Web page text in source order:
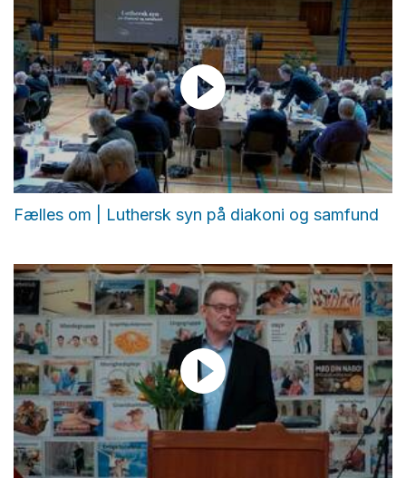
Fælles om | Luthersk syn på diakoni og samfund